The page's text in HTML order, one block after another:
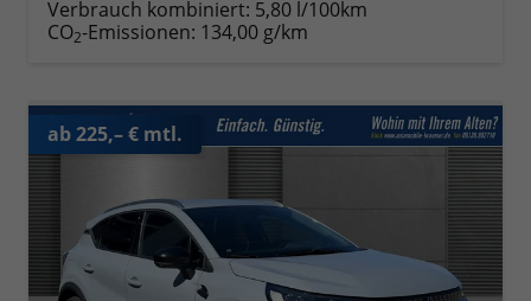
Verbrauch kombiniert: 5,80 l/100km
CO2-Emissionen: 134,00 g/km
ab 225,– € mtl.